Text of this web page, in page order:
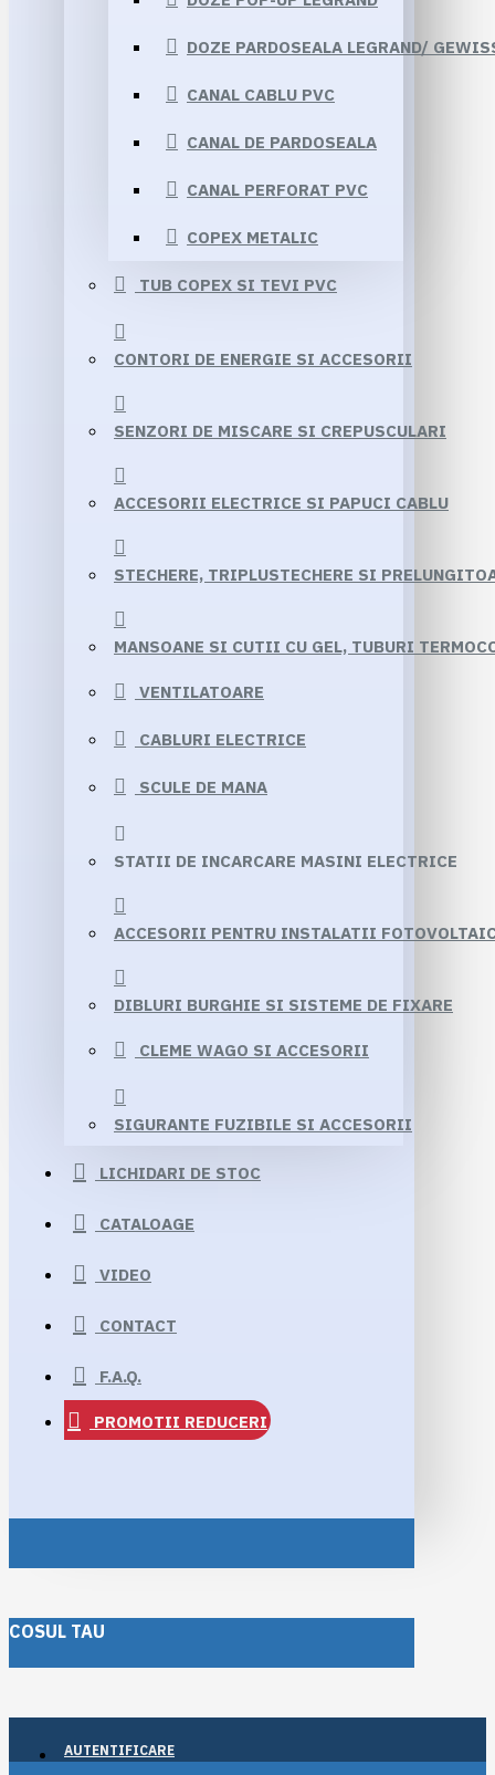
DOZE PARDOSEALA LEGRAND/
CANAL CABLU PVC
CANAL DE PARDOSEALA
CANAL PERFORAT PVC
COPEX METALIC
TUB COPEX SI TEVI PVC
CONTORI DE ENERGIE SI ACCESORII
SENZORI DE MISCARE SI CREPUSCULARI
ACCESORII ELECTRICE SI PAPUCI CABLU
STECHERE, TRIPLUSTECHERE SI
MANSOANE SI CUTII CU GEL, TUBURI
VENTILATOARE
CABLURI ELECTRICE
SCULE DE MANA
STATII DE INCARCARE MASINI ELECTRICE
ACCESORII PENTRU INSTALATII
DIBLURI BURGHIE SI SISTEME DE FIXARE
CLEME WAGO SI ACCESORII
SIGURANTE FUZIBILE SI ACCESORII
LICHIDARI DE STOC
CATALOAGE
VIDEO
CONTACT
F.A.Q.
PROMOTII REDUCERI
COSUL TAU
AUTENTIFICARE